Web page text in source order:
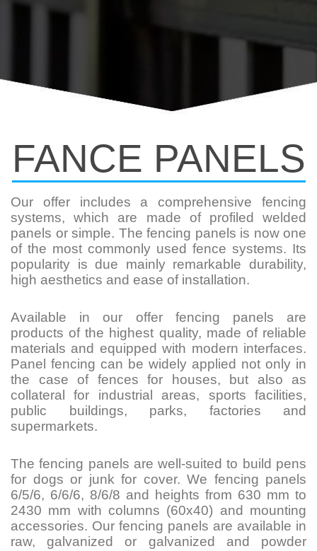
FANCE PANELS
Our offer includes a comprehensive fencing
systems, which are made of profiled welded
panels or simple. The fencing panels is now one
of the most commonly used fence systems. Its
popularity is due mainly remarkable durability,
high aesthetics and ease of installation.
Available in our offer fencing panels are
products of the highest quality, made of reliable
materials and equipped with modern interfaces.
Panel fencing can be widely applied not only in
the case of fences for houses, but also as
collateral for industrial areas, sports facilities,
public buildings, parks, factories and
supermarkets.
The fencing panels are well-suited to build pens
for dogs or junk for cover. We fencing panels
6/5/6, 6/6/6, 8/6/8 and heights from 630 mm to
2430 mm with columns (60x40) and mounting
accessories. Our fencing panels are available in
raw, galvanized or galvanized and powder